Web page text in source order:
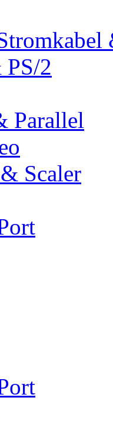
2
Parallel
Scaler